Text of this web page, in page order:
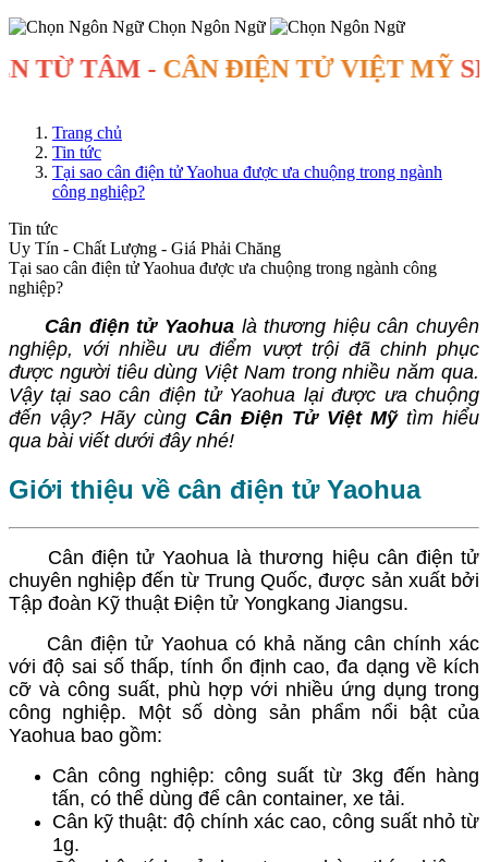
Chọn Ngôn Ngữ
TÂM -CÂN ĐIỆN TỬ VIỆT MỸ SINCE
Trang chủ
Tin tức
Tại sao cân điện tử Yaohua được ưa chuộng trong ngành
công nghiệp?
Tin tức
Uy Tín - Chất Lượng - Giá Phải Chăng
Tại sao cân điện tử Yaohua được ưa chuộng trong ngành công
nghiệp?
Cân điện tử Yaohualà thương hiệu cân chuyên
nghiệp, với nhiều ưu điểm vượt trội đã chinh phục
được người tiêu dùng Việt Nam trong nhiều năm qua.
Vậy tại sao cân điện tử Yaohua lại được ưa chuộng
đến vậy? Hãy cùng Cân Điện Tử Việt Mỹ tìm hiểu
qua bài viết dưới đây nhé!
Giới thiệu về cân điện tử Yaohua
Cân điện tử Yaohua là thương hiệu cân điện tử
chuyên nghiệp đến từ Trung Quốc, được sản xuất bởi
Tập đoàn Kỹ thuật Điện tử Yongkang Jiangsu.
Cân điện tử Yaohua có khả năng cân chính xác
với độ sai số thấp, tính ổn định cao, đa dạng về kích
cỡ và công suất, phù hợp với nhiều ứng dụng trong
công nghiệp. Một số dòng sản phẩm nổi bật của
Yaohua bao gồm:
Cân công nghiệp: công suất từ 3kg đến hàng
tấn, có thể dùng để cân container, xe tải.
Cân kỹ thuật: độ chính xác cao, công suất nhỏ từ
1g.